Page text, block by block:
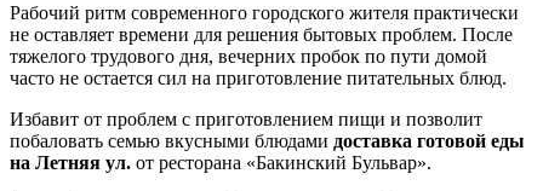
Рабочий ритм современного городского жителя практически
не оставляет времени для решения бытовых проблем. После
тяжелого трудового дня, вечерних пробок по пути домой
часто не остается сил на приготовление питательных блюд.
Избавит от проблем с приготовлением пищи и позволит
побаловать семью вкусными блюдами доставка готовой еды
на Летняя ул. от ресторана «Бакинский Бульвар».